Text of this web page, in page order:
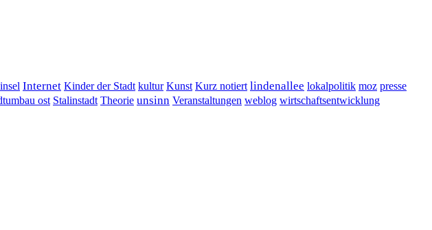
insel Internet Kinder der Stadt kultur Kunst Kurz notiert lindenallee lokalpolitik moz presse
ost Stalinstadt Theorie unsinn Veranstaltungen weblog wirtschaftsentwicklung